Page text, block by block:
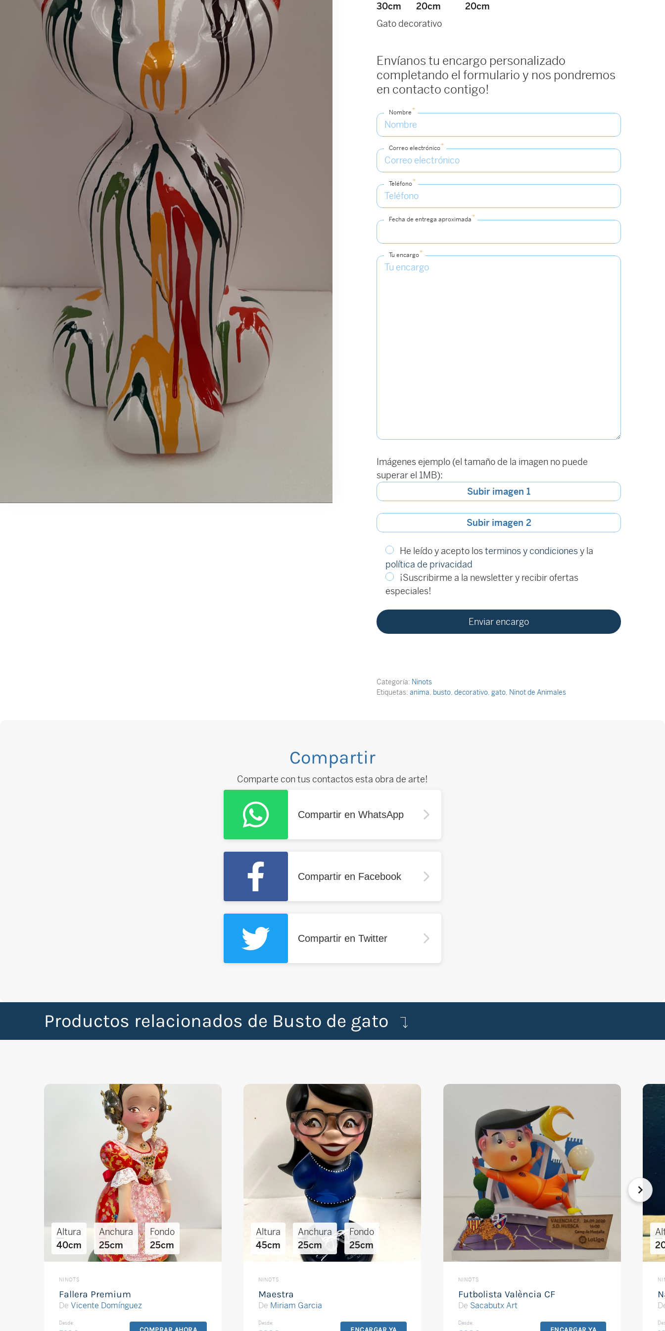
30cm
20cm
20cm
Gato decorativo
Envíanos tu encargo personalizado
completando el formulario y nos pondremos
en contacto contigo!
Nombre*
Correo electrónico*
Teléfono*
Fecha de entrega aproximada*
Tu encargo*
Imágenes ejemplo (el tamaño de la imagen no puede
superar el 1MB):
Subir imagen 1
Subir imagen 2
He leído y acepto losterminos y condicionesy la
política de privacidad
¡Suscribirme a la newsletter y recibir ofertas
especiales!
Categoría: Ninots
Etiquetas: anima, busto, decorativo, gato, Ninot de Animales
Compartir
Comparte con tus contactos esta obra de arte!
Compartir en WhatsApp
Compartir en Facebook
Compartir en Twitter
Productos relacionados de Busto de gato
Altura
40cm
Anchura
25cm
Fondo
25cm
NINOTS
Fallera Premium
De Vicente Domínguez
Desde:
Altura
45cm
Anchura
25cm
Fondo
25cm
NINOTS
Maestra
De Miriam Garcia
Desde:
NINOTS
Futbolista València CF
De Sacabutx Art
Desde: